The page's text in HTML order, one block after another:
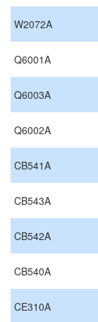
W2072A
Q6001A
Q6003A
Q6002A
CB541A
CB543A
CB542A
CB540A
CE310A